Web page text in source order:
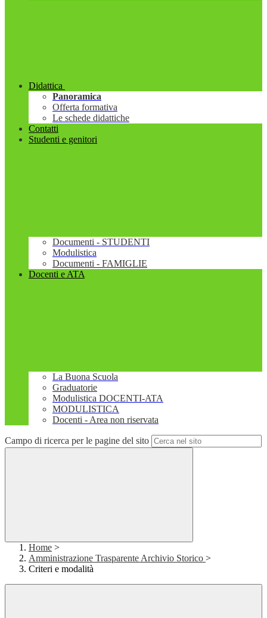
Didattica
Panoramica
Offerta formativa
Le schede didattiche
Contatti
Studenti e genitori
Documenti - STUDENTI
Modulistica
Documenti - FAMIGLIE
Docenti e ATA
La Buona Scuola
Graduatorie
Modulistica DOCENTI-ATA
MODULISTICA
Docenti - Area non riservata
Campo di ricerca per le pagine del sito
Home >
Amministrazione Trasparente Archivio Storico >
Criteri e modalità